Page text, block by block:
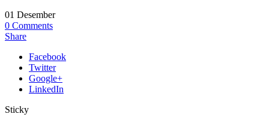
01 Desember
0 Comments
Share
Facebook
Twitter
Google+
LinkedIn
Sticky